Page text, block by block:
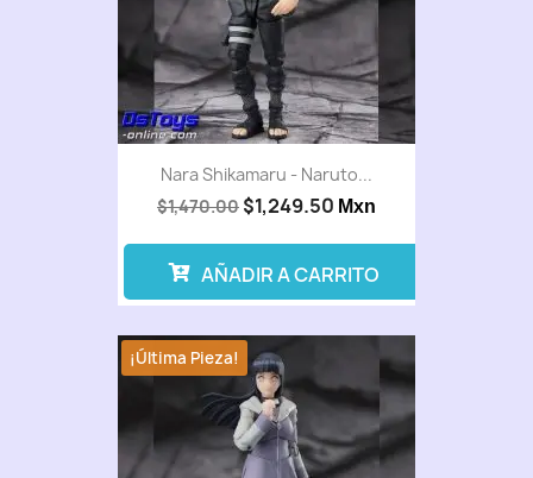
Nara Shikamaru - Naruto...
$1,470.00 $1,249.50 Mxn
AÑADIR A CARRITO
¡Última Pieza!